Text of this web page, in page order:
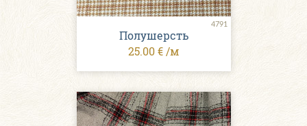
4791
Полушерсть
25.00 € /м